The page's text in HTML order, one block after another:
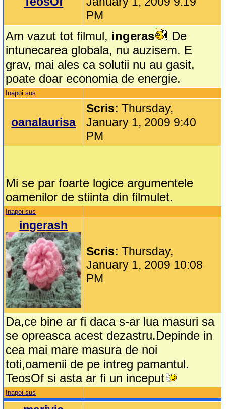
PM
Am vazut tot filmul, ingeras
De
intunecarea globala, nu auzisem. E
grav, mai ales ca solutii nu au gasit,
poate doar economia de energie.
Inapoi sus
oanalaurisa
Scris:Thursday,
January 1, 2009 9:40
PM
Mi se par foarte logice argumentele
oamenilor de stiinta din filmulet.
Inapoi sus
ingerash
Scris:Thursday,
January 1, 2009 10:08
PM
Da,ce bine ar fi daca s-ar lua masuri sa
se opreasca acest dezastru.Depinde in
cea mai mare masura de noi
toti,oamenii de pe intreg pamantul.
TeosOf si asta ar fi un inceput
Inapoi sus